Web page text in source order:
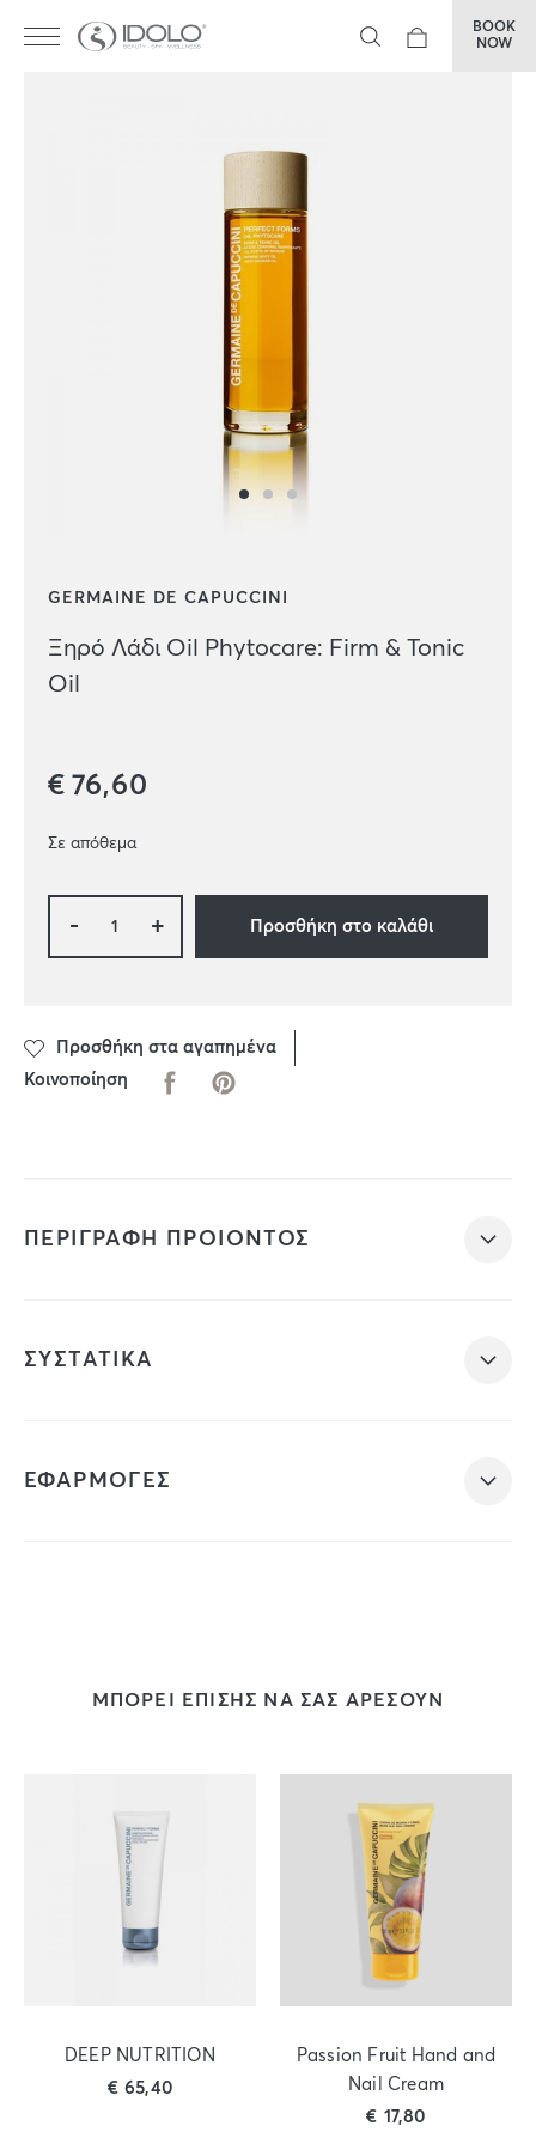
BOOK
NOW
GERMAINE DE CAPUCCINI
Ξηρό Λάδι Oil Phytocare: Firm & Tonic
Oil
€ 76,60
Σε απόθεμα
- + Προσθήκη στο καλάθι
Προσθήκη στα αγαπημένα
Κοινοποίηση
ΠΕΡΙΓΡΑΦΗ ΠΡΟΙΟΝΤΟΣ
ΣΥΣΤΑΤΙΚΑ
ΕΦΑΡΜΟΓΕΣ
ΜΠΟΡΕΙ ΕΠΙΣΗΣ ΝΑ ΣΑΣ ΑΡΕΣΟΥΝ
DEEP NUTRITION
€ 65,40
Passion Fruit Hand and
Nail Cream
€ 17,80